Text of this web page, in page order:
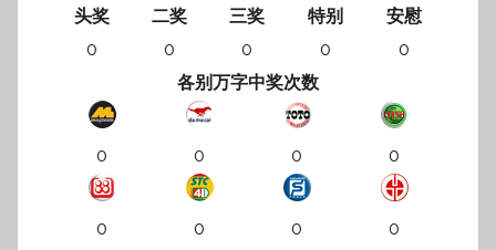
头奖
二奖 三奖 特别
安慰
0
0 0 0
0
各别万字中奖次数
0 0 0 0
0 0 0
0